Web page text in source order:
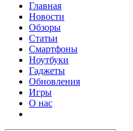
Главная
Новости
Обзоры
Статьи
Смартфоны
Ноутбуки
Гаджеты
Обновления
Игры
О нас